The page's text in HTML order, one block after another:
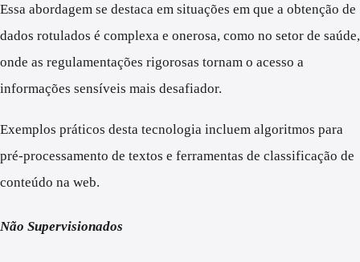
Essa abordagem se destaca em situações em que a obtenção de
dados rotulados é complexa e onerosa, como no setor de saúde,
onde as regulamentações rigorosas tornam o acesso a
informações sensíveis mais desafiador.
Exemplos práticos desta tecnologia incluem algoritmos para
pré-processamento de textos e ferramentas de classificação de
conteúdo na web.
Não Supervisionados